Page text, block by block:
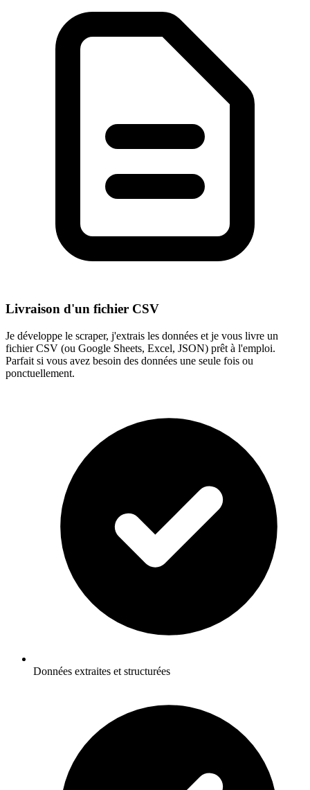
Livraison d'un fichier CSV
Je développe le scraper, j'extrais les données et je vous livre un
fichier CSV (ou Google Sheets, Excel, JSON) prêt à l'emploi.
Parfait si vous avez besoin des données une seule fois ou
ponctuellement.
Données extraites et structurées